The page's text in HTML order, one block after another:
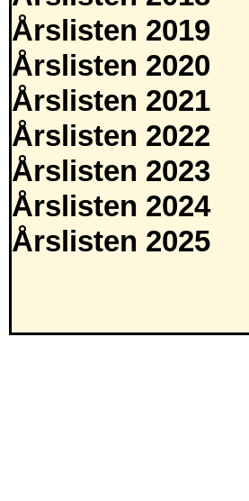
Årslisten 2019
Årslisten 2020
Årslisten 2021
Årslisten 2022
Årslisten 2023
Årslisten 2024
Årslisten 2025